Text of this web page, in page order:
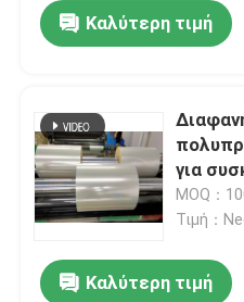
Καλύτερη τιμή
για
MOQ：
Τιμή：
Καλύτερη τιμή